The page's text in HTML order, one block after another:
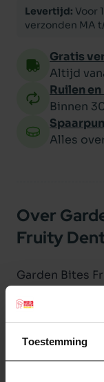
Toestemming
Levertijd: Voor
verzonden MA
Gratis
Altijd
Ruilen
Binnen
Alles
Over
Fruity
Garden Bites